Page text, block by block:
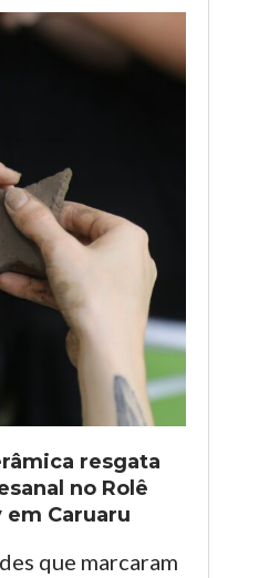
resgata
no Rolê
em Caruaru
que marcaram